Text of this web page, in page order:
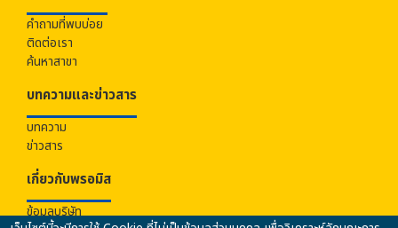
คำถามที่พบบ่อย
ติดต่อเรา
ค้นหาสาขา
บทความและข่าวสาร
บทความ
ข่าวสาร
เกี่ยวกับพรอมิส
ข้อมูลบริษัท